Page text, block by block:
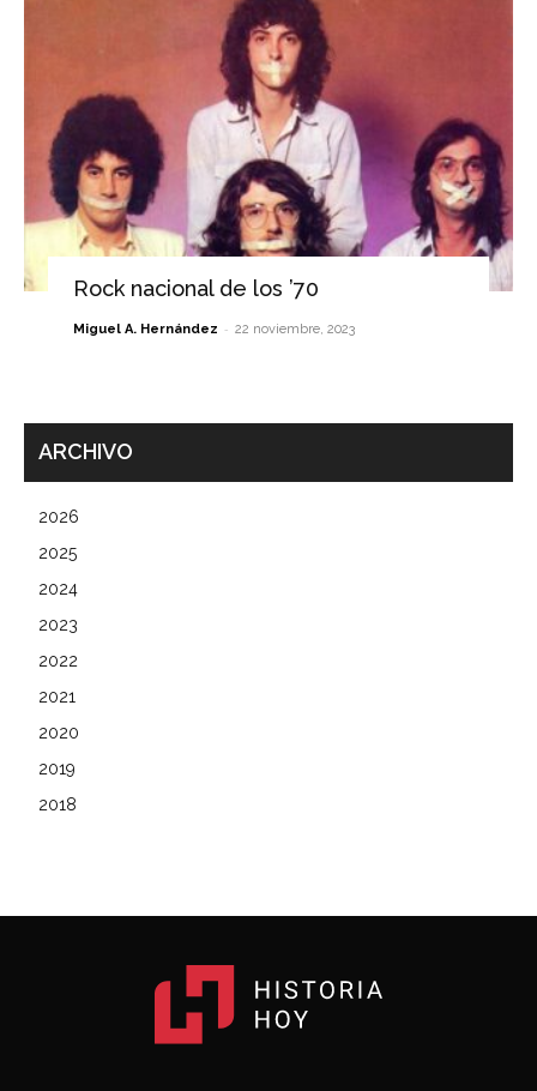
Rock nacional de los ’70
Miguel A. Hernández - 22 noviembre, 2023
ARCHIVO
2026
2025
2024
2023
2022
2021
2020
2019
2018